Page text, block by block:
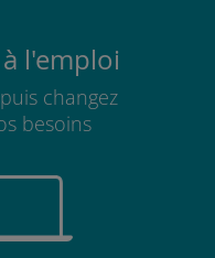
l'emploi
changez
besoins